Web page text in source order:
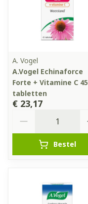
A. Vogel
A.Vogel Echinaforce
Forte + Vitamine C 45
tabletten
€ 23,17
Bestel